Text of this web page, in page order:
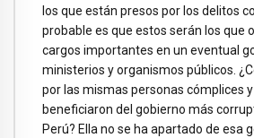
los que están presos por los delitos
probable es que estos serán los que
cargos importantes en un eventual
ministerios y organismos públicos.
por las mismas personas cómplices
beneficiaron del gobierno más
Perú? Ella no se ha apartado de esa